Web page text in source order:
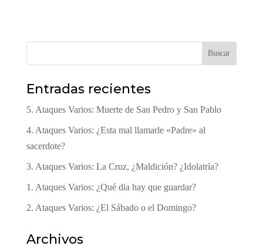
Buscar
Entradas recientes
5. Ataques Varios: Muerte de San Pedro y San Pablo
4. Ataques Varios: ¿Esta mal llamarle «Padre» al
sacerdote?
3. Ataques Varios: La Cruz, ¿Maldición? ¿Idolatría?
1. Ataques Varios: ¿Qué dia hay que guardar?
2. Ataques Varios: ¿El Sábado o el Domingo?
Archivos